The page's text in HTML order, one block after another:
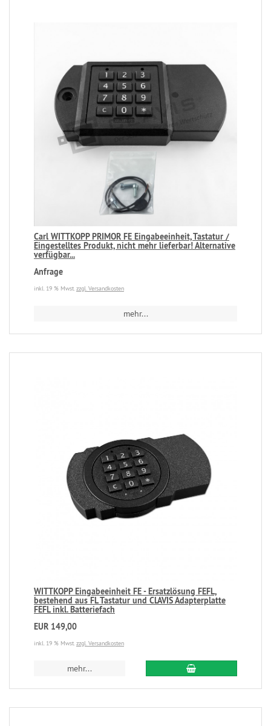
Carl WITTKOPP PRIMOR FE Eingabeeinheit, Tastatur /
Eingestelltes Produkt, nicht mehr lieferbar! Alternative
verfügbar...
Anfrage
inkl. 19 % Mwst.zzgl. Versandkosten
mehr...
WITTKOPP Eingabeeinheit FE - Ersatzlösung FEFL,
bestehend aus FL Tastatur und CLAVIS Adapterplatte
FEFL inkl. Batteriefach
EUR 149,00
inkl. 19 % Mwst.zzgl. Versandkosten
mehr...